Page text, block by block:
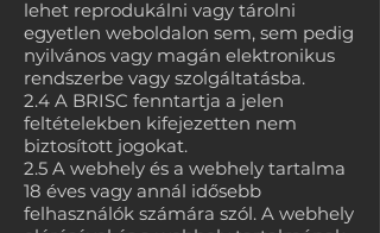
lehet reprodukálni vagy tárolni
egyetlen weboldalon sem, sem pedig
nyilvános vagy magán elektronikus
rendszerbe vagy szolgáltatásba.
2.4 A BRISC fenntartja a jelen
feltételekben kifejezetten nem
biztosított jogokat.
2.5 A webhely és a webhely tartalma
18 éves vagy annál idősebb
felhasználók számára szól. A webhely